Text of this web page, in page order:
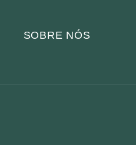
SOBRE NÓS